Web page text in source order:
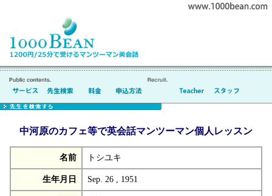
中河原のカフェ等で英会話マンツーマン個人レッスン
名前 トシユキ
生年月日 Sep. 26 , 1951